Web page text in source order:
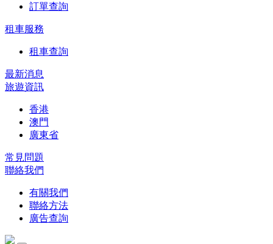
訂單查詢
租車服務
租車查詢
最新消息
旅遊資訊
香港
澳門
廣東省
常見問題
聯絡我們
有關我們
聯絡方法
廣告查詢